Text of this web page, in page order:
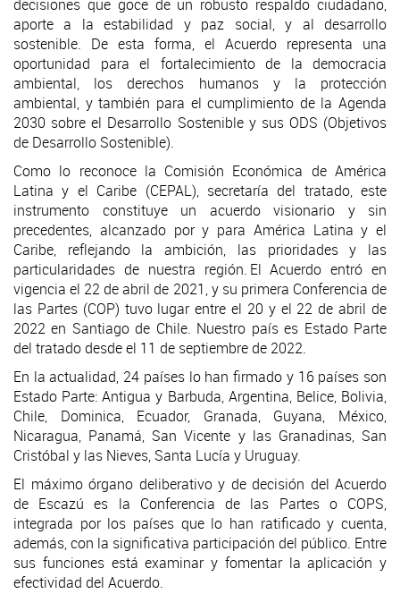
decisiones que goce de un robusto respaldo ciudadano,
aporte a la estabilidad y paz social, y al desarrollo
sostenible. De esta forma, el Acuerdo representa una
oportunidad para el fortalecimiento de la democracia
ambiental, los derechos humanos y la protección
ambiental, y también para el cumplimiento de la Agenda
2030 sobre el Desarrollo Sostenible y sus ODS (Objetivos
de Desarrollo Sostenible).
Como lo reconoce la Comisión Económica de América
Latina y el Caribe (CEPAL), secretaría del tratado, este
instrumento constituye un acuerdo visionario y sin
precedentes, alcanzado por y para América Latina y el
Caribe, reflejando la ambición, las prioridades y las
particularidades de nuestra región. El Acuerdo entró en
vigencia el 22 de abril de 2021, y su primera Conferencia de
las Partes (COP) tuvo lugar entre el 20 y el 22 de abril de
2022 en Santiago de Chile. Nuestro país es Estado Parte
del tratado desde el 11 de septiembre de 2022.
En la actualidad, 24 países lo han firmado y 16 países son
Estado Parte: Antigua y Barbuda, Argentina, Belice, Bolivia,
Chile, Dominica, Ecuador, Granada, Guyana, México,
Nicaragua, Panamá, San Vicente y las Granadinas, San
Cristóbal y las Nieves, Santa Lucía y Uruguay.
El máximo órgano deliberativo y de decisión del Acuerdo
de Escazú es la Conferencia de las Partes o COPS,
integrada por los países que lo han ratificado y cuenta,
además, con la significativa participación del público. Entre
sus funciones está examinar y fomentar la aplicación y
efectividad del Acuerdo.